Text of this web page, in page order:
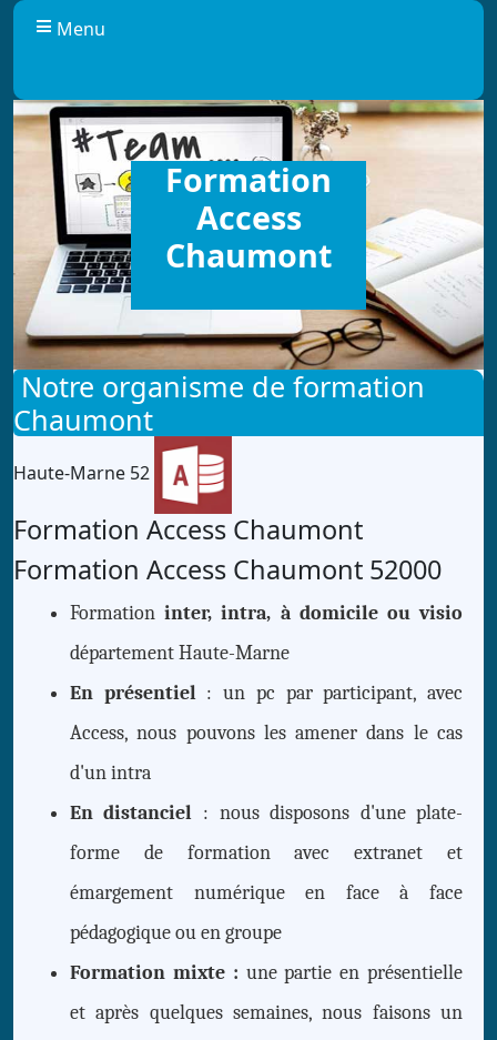
Menu
Formation
Access
Chaumont
Notre organisme de formation
Chaumont
Haute-Marne 52
Formation Access Chaumont
Formation Access Chaumont 52000
Formationinter, intra, à domicile ou visio
département Haute-Marne
En présentiel: un pc par participant, avec
Access, nous pouvons les amener dans le cas
d'un intra
En distanciel : nous disposons d'une plate-
forme de formation avec extranet et
émargement numérique en face à face
pédagogique ou en groupe
Formation mixte : une partie en présentielle
et après quelques semaines, nous faisons un
Panneau de gestion des cookies